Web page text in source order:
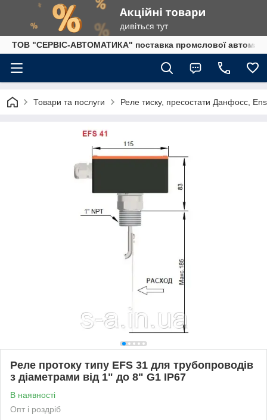
ТОВ "СЕРВІС-АВТОМАТИКА" поставка промслової
Товари та послуги Реле тиску, пресостати Данфосс,
Реле протоку типу EFS 31 для трубопроводів
з діаметрами від 1" до 8" G1 IP67
В наявності
Опт і роздріб